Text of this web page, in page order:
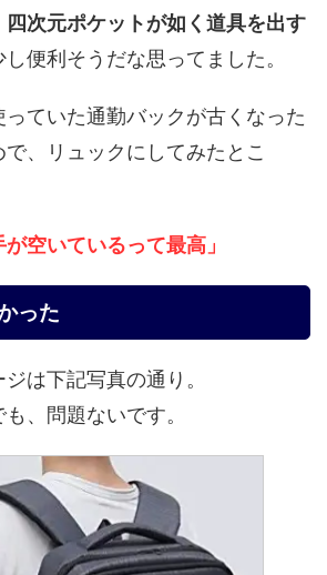
四次元ポケットが如く道具を出す
便利そうだな思ってました。
ていた通勤バックが古くなった
、リュックにしてみたとこ
が空いているって最高」
った
は下記写真の通り。
、問題ないです。